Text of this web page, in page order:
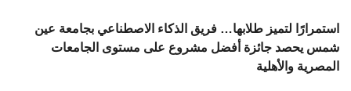
استمرارًا لتميز طلابها… فريق الذكاء الاصطناعي بجامعة عين
شمس يحصد جائزة أفضل مشروع على مستوى الجامعات
المصرية والأهلية